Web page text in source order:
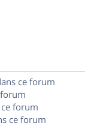
ce forum
forum
ce forum